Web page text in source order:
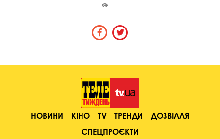
НОВИНИ КІНО TV ТРЕНДИ
ДОЗВІЛЛЯ
СПЕЦПРОЄКТИ